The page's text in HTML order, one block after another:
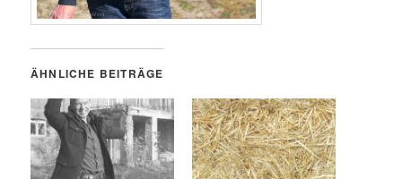
ÄHNLICHE BEITRÄGE